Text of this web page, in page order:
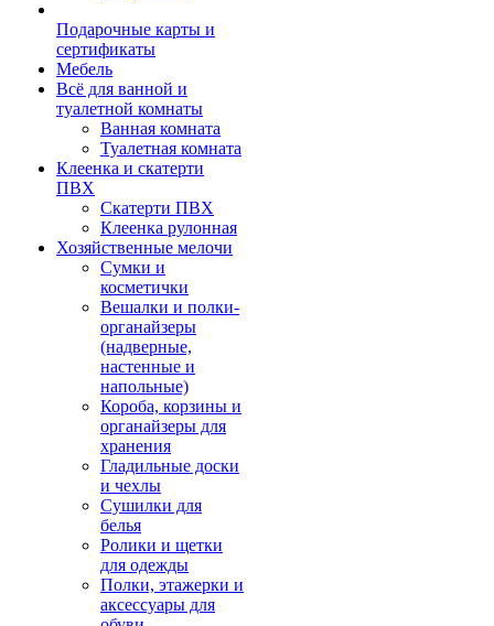
Подарочные карты и
сертификаты
Мебель
Всё для ванной и
туалетной комнаты
Ванная комната
Туалетная комната
Клеенка и скатерти
ПВХ
Скатерти ПВХ
Клеенка рулонная
Хозяйственные мелочи
Сумки и
косметички
Вешалки и полки-
органайзеры
(надверные,
настенные и
напольные)
Короба, корзины и
органайзеры для
хранения
Гладильные доски
и чехлы
Сушилки для
белья
Ролики и щетки
для одежды
Полки, этажерки и
аксессуары для